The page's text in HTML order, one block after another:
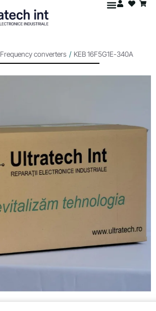
Frequency converters / KEB 16F5G1E-340A